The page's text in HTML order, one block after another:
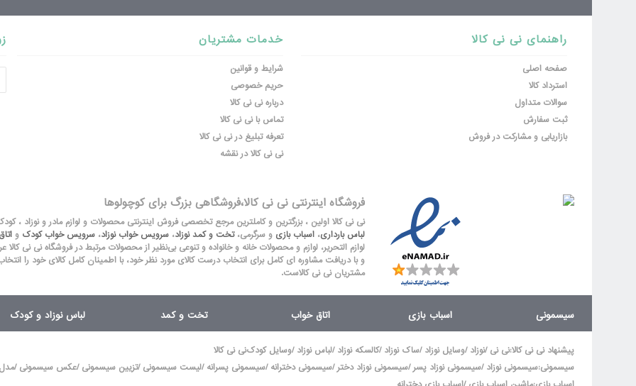
خدمات مشتریان
شرایط و قوانین
حریم خصوصی
درباره نی نی کالا
تماس با نی نی کالا
تعرفه تبلیغ در نی نی کالا
نی نی کالا در نقشه
راهنمای نی نی کالا
صفحه اصلی
استرداد کالا
سوالات متداول
ثبت سفارش
بازاریابی و مشارکت در فروش
فروشگاه اینترنتی نی نی کالا،فروشگاهی بزرگ برای کوچولوها
نی نی کالا اولین ، بزرگترین و کاملترین مرجع تخصصی فروش اینترنتی محصولات و لوازم مادر و نوزاد ،
لباس بارداری، اسباب بازی و سرگرمی،تخت و کمد نوزاد، سرویس خواب نوزاد، سرویس خواب کودک و
لوازم التحریر، لوازم و محصولات خانه و خانواده و تنوعی بی‌نظیر از محصولات مرتبط در فروشگاه نی نی کالا
و با دریافت مشاوره ای کامل برای انتخاب درست کالای مورد نظر خود، با اطمینان کامل کالای خود را
مشتریان نی نی کالاست.
لباس نوزاد و کودک تخت و کمد اتاق خواب اسباب بازی سیسمونی
پیشنهاد نی نی کالا:نی نی /نوزاد /وسایل نوزاد /ساک نوزاد /کالسکه نوزاد /لباس نوزاد /وسایل کودکنی نی کالا
سیسمونی:سیسمونی نوزاد /سیسمونی نوزاد پسر /سیسمونی نوزاد دختر /سیسمونی دخترانه /سیسمونی پسرانه /لیست سیسمونی /تزیین سیسمونی /عکس سیسمونی /